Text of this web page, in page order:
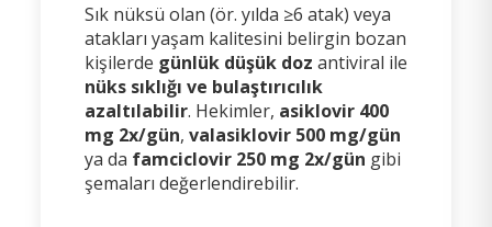
Sık nüksü olan (ör. yılda ≥6 atak) veya
atakları yaşam kalitesini belirgin bozan
kişilerde günlük düşük doz antiviral ile
nüks sıklığı ve bulaştırıcılık
azaltılabilir. Hekimler, asiklovir 400
mg 2x/gün, valasiklovir 500 mg/gün
ya da famciclovir 250 mg 2x/gün gibi
şemaları değerlendirebilir.